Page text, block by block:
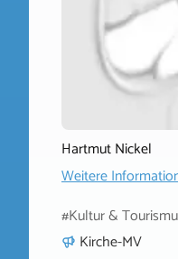
Hartmut Nickel
Weitere
#Kultur &
Kirche-MV